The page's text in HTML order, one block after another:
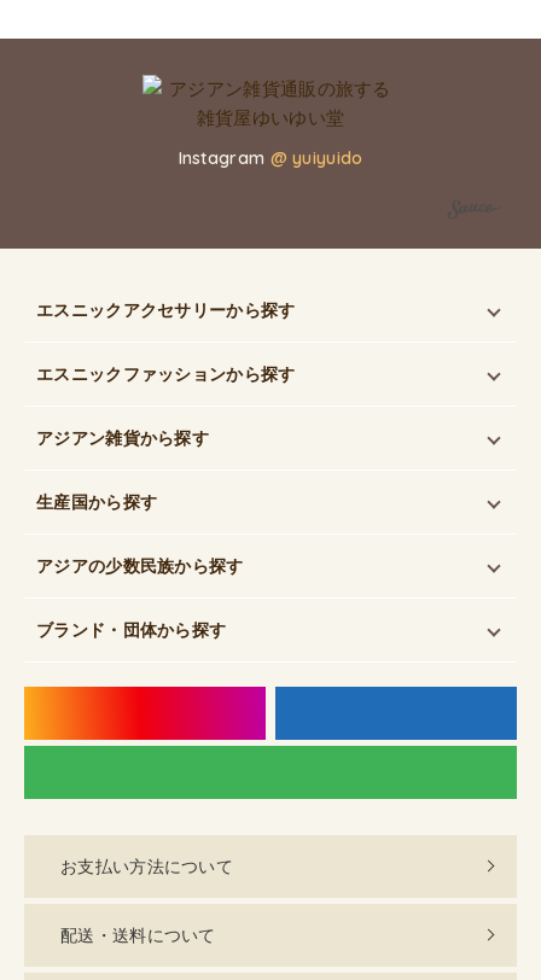
Instagram @ yuiyuido
エスニックアクセサリーから探す
エスニックファッションから探す
アジアン雑貨から探す
生産国から探す
アジアの少数民族から探す
ブランド・団体から探す
お支払い方法について
配送・送料について